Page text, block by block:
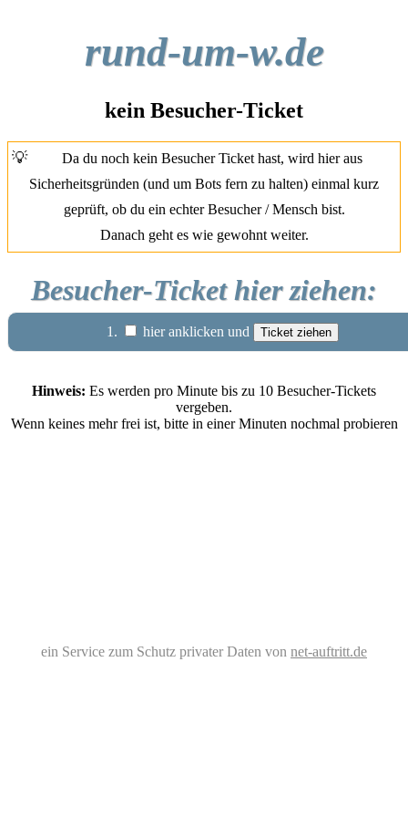
rund-um-w.de
kein Besucher-Ticket
💡
Da du noch kein Besucher Ticket hast, wird hier aus
Sicherheitsgründen (und um Bots fern zu halten) einmal kurz
geprüft, ob du ein echter Besucher / Mensch bist.
Danach geht es wie gewohnt weiter.
Besucher-Ticket hier ziehen:
1. hier anklicken und
Hinweis: Es werden pro Minute bis zu 10 Besucher-Tickets
vergeben.
Wenn keines mehr frei ist, bitte in einer Minuten nochmal probieren
ein Service zum Schutz privater Daten von net-auftritt.de